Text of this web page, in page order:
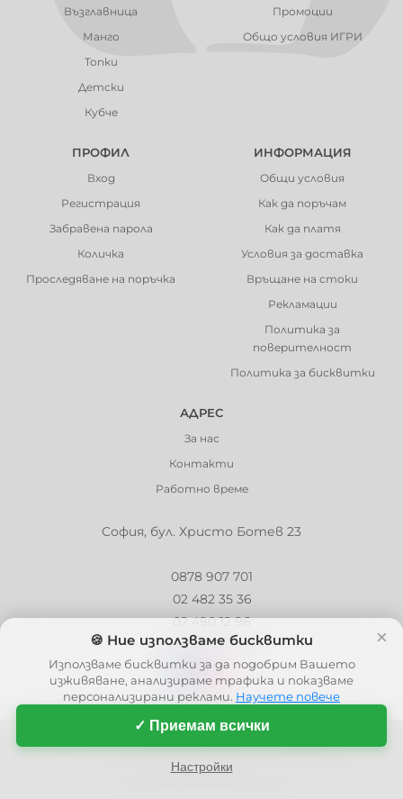
Възглавница
Манго
Топки
Детски
Кубче
Промоции
Общо условия ИГРИ
ПРОФИЛ
Вход
Регистрация
Забравена парола
Количка
Проследяване на поръчка
ИНФОРМАЦИЯ
Общи условия
Как да поръчам
Как да платя
Условия за доставка
Връщане на стоки
Рекламации
Политика за
поверителност
Политика за бисквитки
АДРЕС
За нас
Контакти
Работно време
София, бул. Христо Ботев 23
0878 907 701
02 482 35 36
02 490 12 96
info@barbaron.bg
Terms of Serviceapply.
×
🍪 Ние използваме бисквитки
Използваме бисквитки за да подобрим Вашето
изживяване, анализираме трафика и показваме
персонализирани реклами. Научете повече
✓ Приемам всички
Настройки